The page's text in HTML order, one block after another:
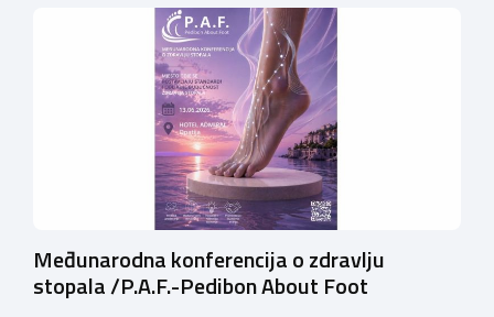
PAR.Voditelj programa je dr. sc. Slobodan Ivanović,
profesor emeritus. Posebno ističemo kako je program za
sve polaznike potpuno besplatan, budući da se financira
Međunarodna konferencija o zdravlju
stopala /P.A.F.-Pedibon About Foot